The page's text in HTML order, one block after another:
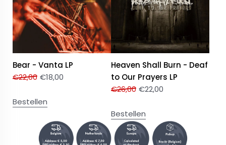
Bear - Vanta LP
€22,00 €18,00
Bestellen
Heaven Shall Burn - Deaf
to Our Prayers LP
€26,00 €22,00
Bestellen